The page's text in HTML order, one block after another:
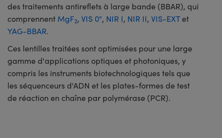
des traitements antireflets à large bande (BBAR), qui
comprennent MgF2, VIS 0°, NIR I, NIR II, VIS-EXTet
YAG-BBAR.
Ces lentilles traitées sont optimisées pour une large
gamme d'applications optiques et photoniques, y
compris les instruments biotechnologiques tels que
les séquenceurs d'ADN et les plates-formes de test
de réaction en chaîne par polymérase (PCR).